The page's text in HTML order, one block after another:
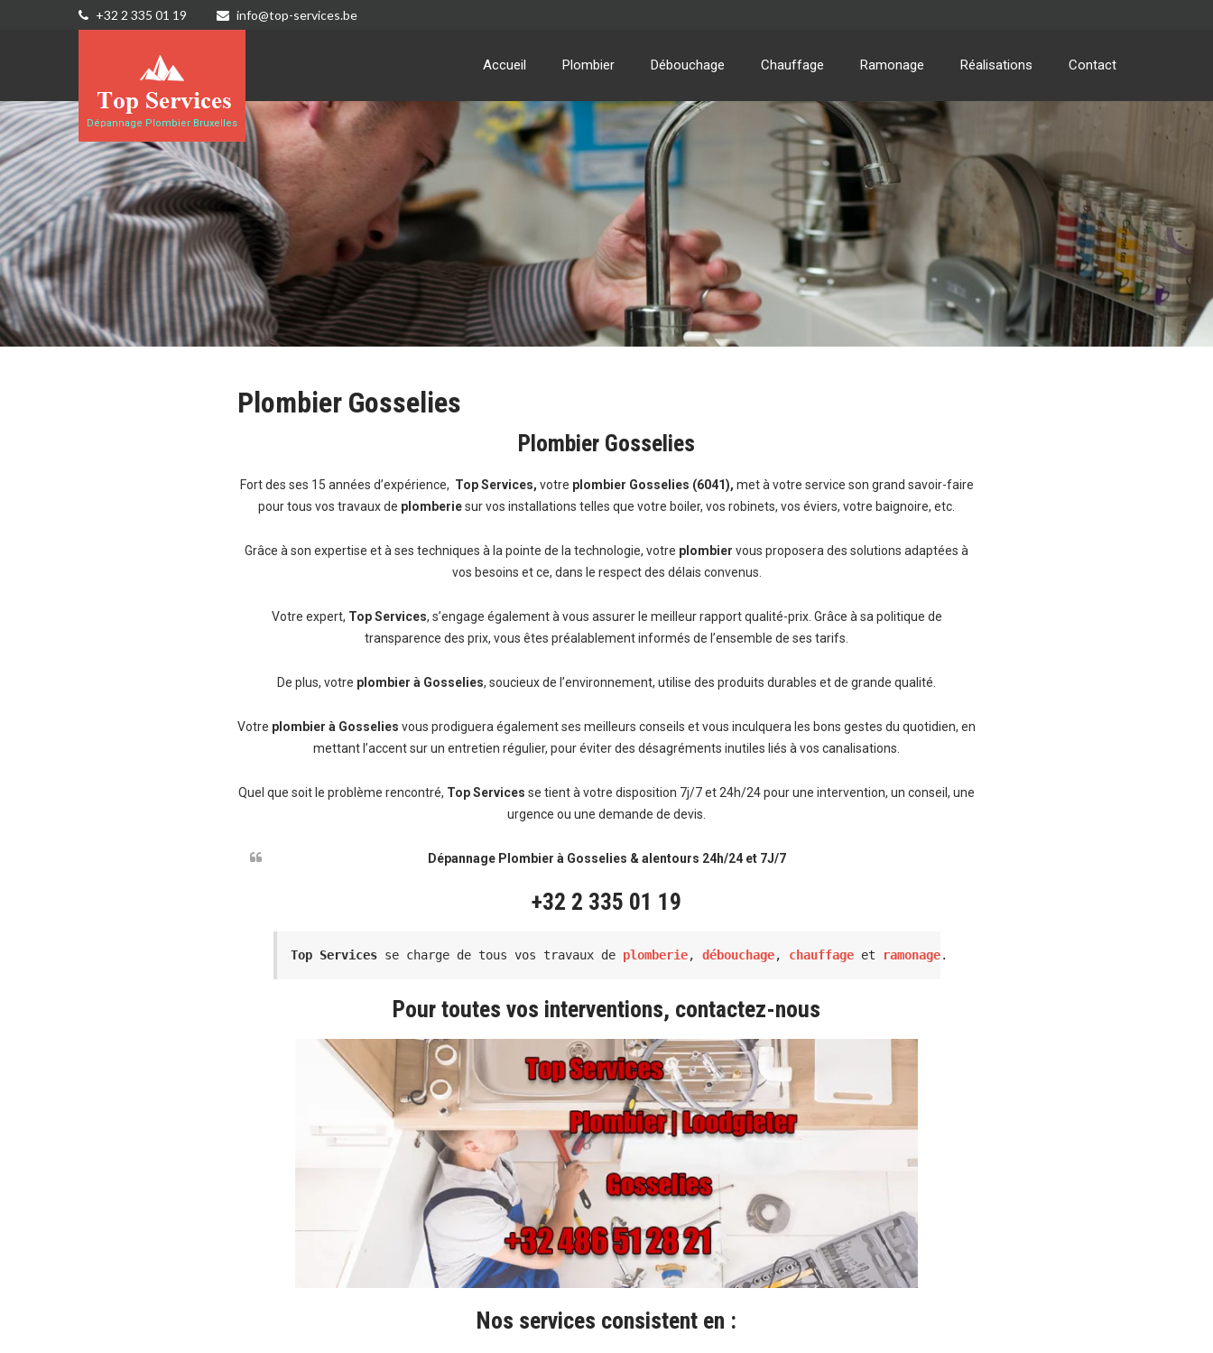
+32 2 335 01 19 info@top-services.be
Dépannage Plombier Bruxelles
Accueil Plombier Débouchage Chauffage Ramonage Réalisations Contact
Plombier Gosselies
Plombier Gosselies
Fort des ses 15 années d’expérience, Top Services, votre plombier Gosselies (6041), met à votre service son grand savoir-faire
pour tous vos travaux de plomberiesur vos installations telles que votre boiler, vos robinets, vos éviers, votre baignoire, etc.
Grâce à son expertise et à ses techniques à la pointe de la technologie, votre plombier vous proposera des solutions adaptées à
vos besoins et ce, dans le respect des délais convenus.
Votre expert, Top Services, s’engage également à vous assurer le meilleur rapport qualité-prix. Grâce à sa politique de
transparence des prix, vous êtes préalablement informés de l’ensemble de ses tarifs.
De plus, votre plombier à Gosselies, soucieux de l’environnement, utilise des produits durables et de grande qualité.
Votre plombier à Gosselies vous prodiguera également ses meilleurs conseils et vous inculquera les bons gestes du quotidien, en
mettant l’accent sur un entretien régulier, pour éviter des désagréments inutiles liés à vos canalisations.
Quel que soit le problème rencontré, Top Services se tient à votre disposition 7j/7 et 24h/24 pour une intervention, un conseil, une
urgence ou une demande de devis.
Dépannage Plombier à Gosselies & alentours 24h/24 et 7J/7
+32 2 335 01 19
Top Services se charge de tous vos travaux de plomberie, débouchage, chauffage et ramonage.
Pour toutes vos interventions, contactez-nous
Nos services consistent en :